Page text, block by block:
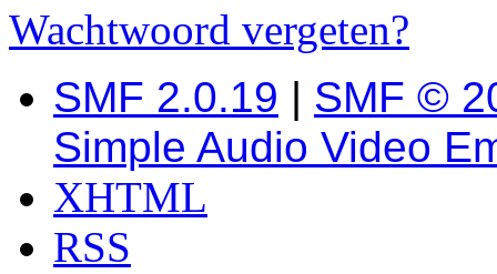
Wachtwoord vergeten?
SMF 2.0.19 | SMF ©
Simple Audio Video
XHTML
RSS